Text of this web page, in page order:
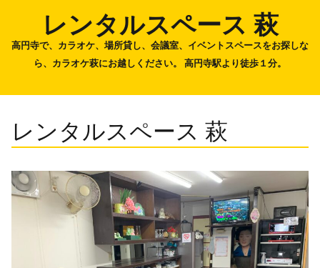
レンタルスペース 萩
高円寺で、カラオケ、場所貸し、会議室、イベントスペースをお探しな
ら、カラオケ萩にお越しください。 高円寺駅より徒歩１分。
レンタルスペース 萩